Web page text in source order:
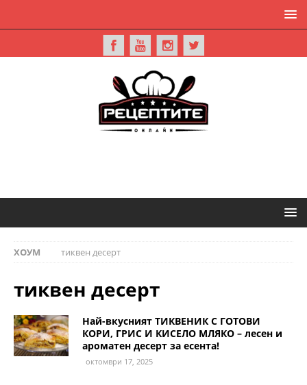
ХОУМ тиквен десерт
тиквен десерт
Най-вкусният ТИКВЕНИК С ГОТОВИ
КОРИ, ГРИС И КИСЕЛО МЛЯКО – лесен и
ароматен десерт за есента!
октомври 17, 2025